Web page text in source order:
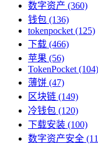
数字资产 (360)
钱包 (136)
tokenpocket (125)
下载 (466)
苹果 (56)
TokenPocket (104)
薄饼 (47)
区块链 (149)
冷钱包 (120)
下载安装 (100)
数字资产安全